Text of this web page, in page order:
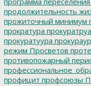
продолжительность
прожиточный минимум
прократура прокуратруа
прокуратуура
режим Просветов
противопожарный
профицит профсоюзы